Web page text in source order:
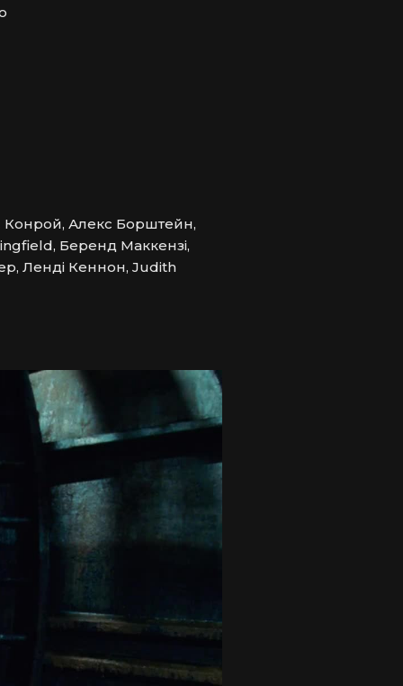
Конрой, Алекс Борштейн,
Беренд Маккензі,
Ленді Кеннон, Judith